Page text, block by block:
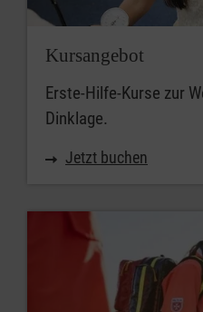
Kursangebot
Erste-Hilfe-Kurse zur
Dinklage.
Jetzt buchen